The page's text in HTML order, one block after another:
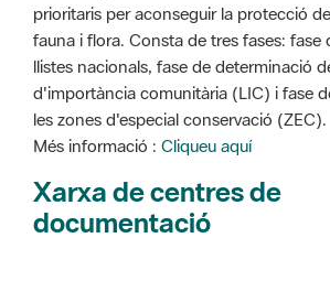
prioritaris per aconseguir la protecció
fauna i flora. Consta de tres fases: fase
llistes nacionals, fase de determinació
d'importància comunitària (LIC) i fase
les zones d'especial conservació (ZEC).
Més informació : Cliqueu aquí
Xarxa de centres de
documentació